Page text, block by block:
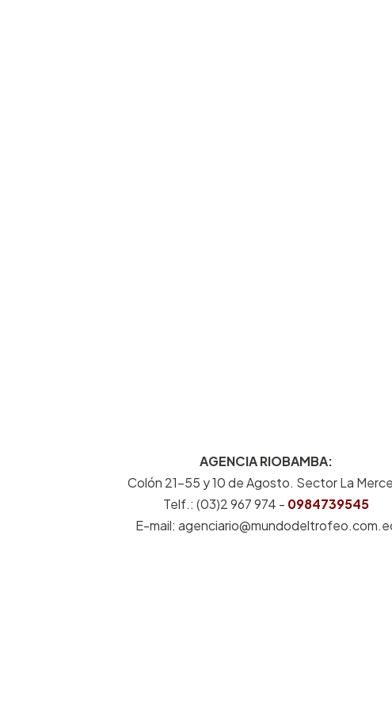
AGENCIA RIOBAMBA:
Colón 21-55 y 10 de Agosto. Sector La
Telf.: (03)2 967 974 - 0984739545
E-mail: